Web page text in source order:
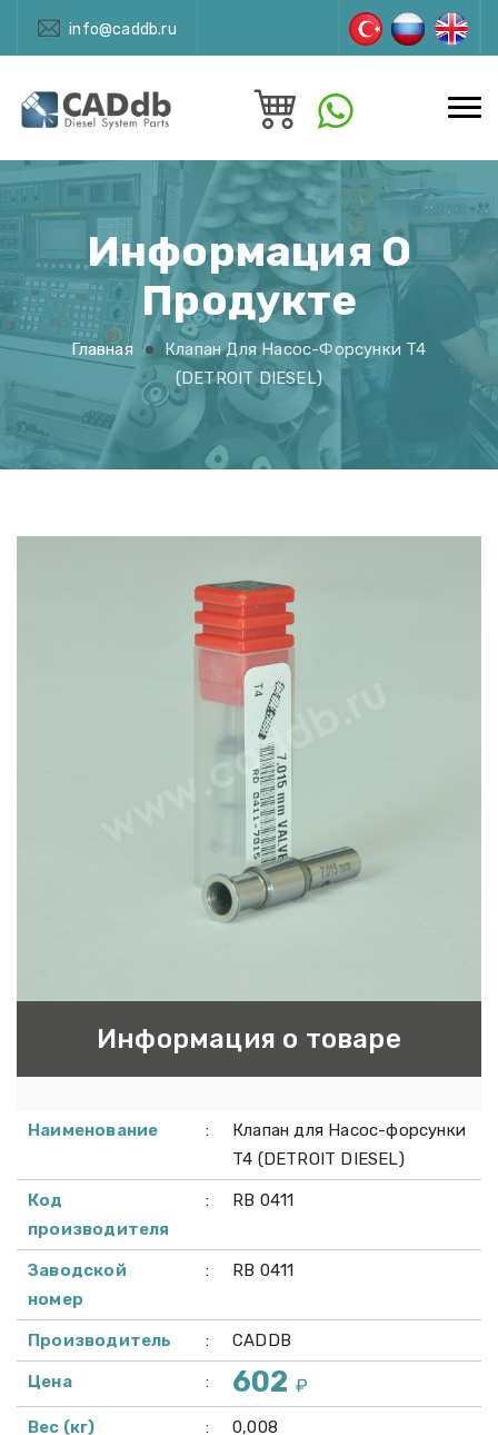
info@caddb.ru
Информация О
Продукте
Главная
Клапан Для Насос-Форсунки T4
(DETROIT DIESEL)
Информация о товаре
Наименование :
Клапан для Насос-форсунки
T4 (DETROIT DIESEL)
Код
производителя
: RB 0411
Заводской
номер
: RB 0411
Производитель : CADDB
Цена : 602 ₽
Вес (кг) : 0,008